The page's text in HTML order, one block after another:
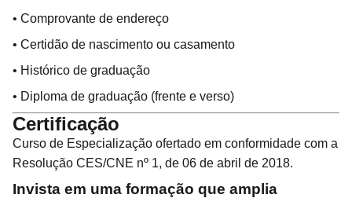
• Comprovante de endereço
• Certidão de nascimento ou casamento
• Histórico de graduação
• Diploma de graduação (frente e verso)
Certificação
Curso de Especialização ofertado em conformidade com a
Resolução CES/CNE nº 1, de 06 de abril de 2018.
Invista em uma formação que amplia